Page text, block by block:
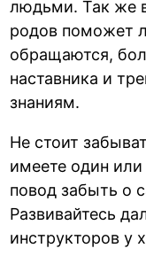
людьми. Так же
родов поможет
обращаются,
наставника и
знаниям.
Не стоит
имеете один
повод забыть о
Развивайтесь
инструкторов у